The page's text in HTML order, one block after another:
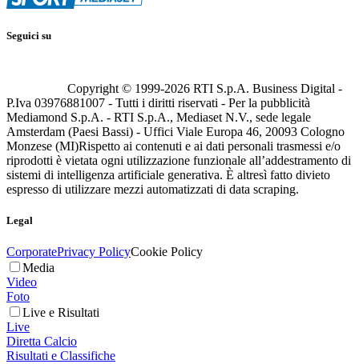
Seguici su
Copyright © 1999-2026 RTI S.p.A. Business Digital -
P.Iva 03976881007 - Tutti i diritti riservati - Per la pubblicità
Mediamond S.p.A. - RTI S.p.A., Mediaset N.V., sede legale
Amsterdam (Paesi Bassi) - Uffici Viale Europa 46, 20093 Cologno
Monzese (MI)Rispetto ai contenuti e ai dati personali trasmessi e/o
riprodotti è vietata ogni utilizzazione funzionale all’addestramento di
sistemi di intelligenza artificiale generativa. È altresì fatto divieto
espresso di utilizzare mezzi automatizzati di data scraping.
Legal
CorporatePrivacy PolicyCookie Policy
Media
Video
Foto
Live e Risultati
Live
Diretta Calcio
Risultati e Classifiche